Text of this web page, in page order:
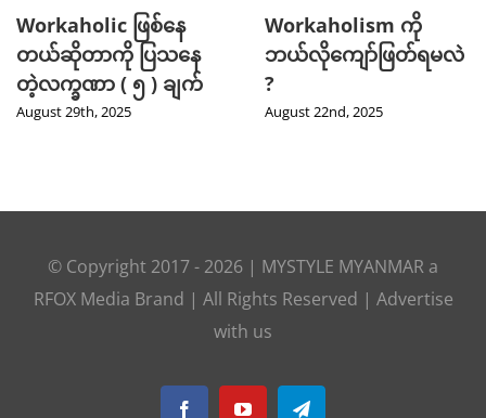
Workaholic ဖြစ်နေ
တယ်ဆိုတာကို ပြသနေ
တဲ့လက္ခဏာ ( ၅ ) ချက်
August 29th, 2025
Workaholism ကို
ဘယ်လိုကျော်ဖြတ်ရမလဲ
?
August 22nd, 2025
© Copyright 2017 - 2026 | MYSTYLE MYANMAR a
RFOX Media Brand | All Rights Reserved | Advertise
with us